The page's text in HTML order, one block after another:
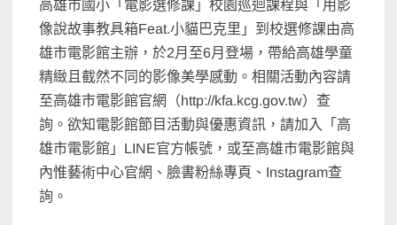
高雄市國小「電影選修課」校園巡迴課程與「用影
像說故事教具箱Feat.小貓巴克里」到校選修課由高
雄市電影館主辦，於2月至6月登場，帶給高雄學童
精緻且截然不同的影像美學感動。相關活動內容請
至高雄市電影館官網（http://kfa.kcg.gov.tw）查
詢。欲知電影館節目活動與優惠資訊，請加入「高
雄市電影館」LINE官方帳號，或至高雄市電影館與
內惟藝術中心官網、臉書粉絲專頁、Instagram查
詢。